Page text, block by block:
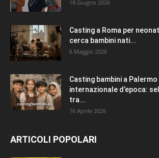
18 Giugno 2026
Casting a Roma per
cerca bambini nati...
6 Maggio 2026
Casting bambini a
internazionale d’epoca:
tra...
16 Aprile 2026
ARTICOLI POPOLARI